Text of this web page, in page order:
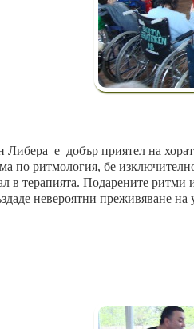
Либера е добър приятел на
по ритмология, бе
в терапията. Подарените ритми
невероятни преживяване на